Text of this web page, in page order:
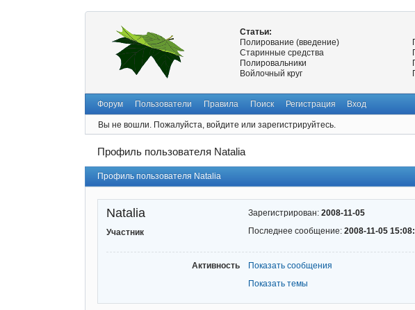
Статьи:
Полирование (введение)
Старинные средства
Полировальники
Войлочный круг
Форум Пользователи Правила Поиск Регистрация Вход
Вы не вошли. Пожалуйста, войдите или зарегистрируйтесь.
Профиль пользователя Natalia
Профиль пользователя Natalia
Natalia
Участник
Зарегистрирован: 2008-11-05
Последнее сообщение: 2008-11-05
Активность
Показать сообщения
Показать темы